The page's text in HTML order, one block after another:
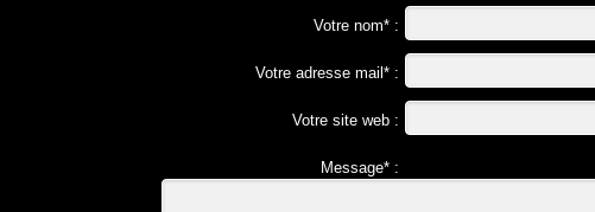
Votre nom* :
Votre adresse mail* :
Votre site web :
Message* :